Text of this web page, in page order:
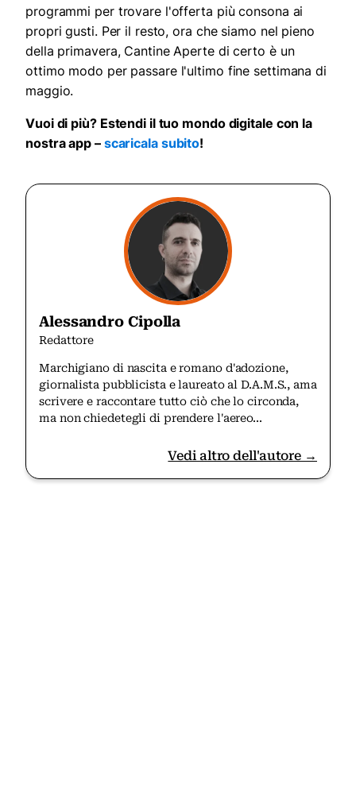
programmi per trovare l'offerta più consona ai
propri gusti. Per il resto, ora che siamo nel pieno
della primavera, Cantine Aperte di certo è un
ottimo modo per passare l'ultimo fine settimana di
maggio.
Vuoi di più? Estendi il tuo mondo digitale con la
nostra app – scaricala subito!
Alessandro Cipolla
Redattore
Marchigiano di nascita e romano d'adozione,
giornalista pubblicista e laureato al D.A.M.S., ama
scrivere e raccontare tutto ciò che lo circonda,
ma non chiedetegli di prendere l'aereo...
Vedi altro dell'autore →